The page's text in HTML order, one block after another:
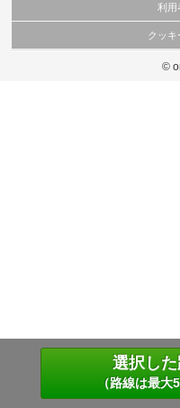
選択し
（路線は最大
当サイトで公開されている情報（文
これらの情報を権利者の許可なく無
利用
当サイトに掲載している内容はすべ
弊社の見解・ 意見ではないことをご
クッキ
このサイトでは Cookie を使用して、
©